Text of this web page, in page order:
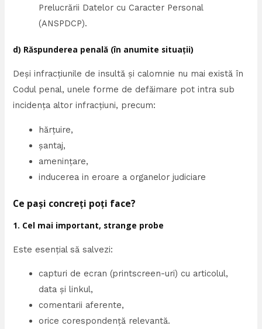
Prelucrării Datelor cu Caracter Personal
(ANSPDCP).
d) Răspunderea penală (în anumite situații)
Deși infracțiunile de insultă și calomnie nu mai există în
Codul penal, unele forme de defăimare pot intra sub
incidența altor infracțiuni, precum:
hărțuire,
șantaj,
amenințare,
inducerea in eroare a organelor judiciare
Ce pași concreți poți face?
1. Cel mai important, strange probe
Este esențial să salvezi:
capturi de ecran (printscreen-uri) cu articolul,
data și linkul,
comentarii aferente,
orice corespondență relevantă.